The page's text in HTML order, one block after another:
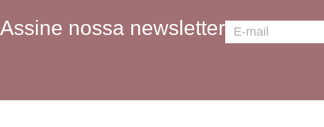
Assine nossa newsletter